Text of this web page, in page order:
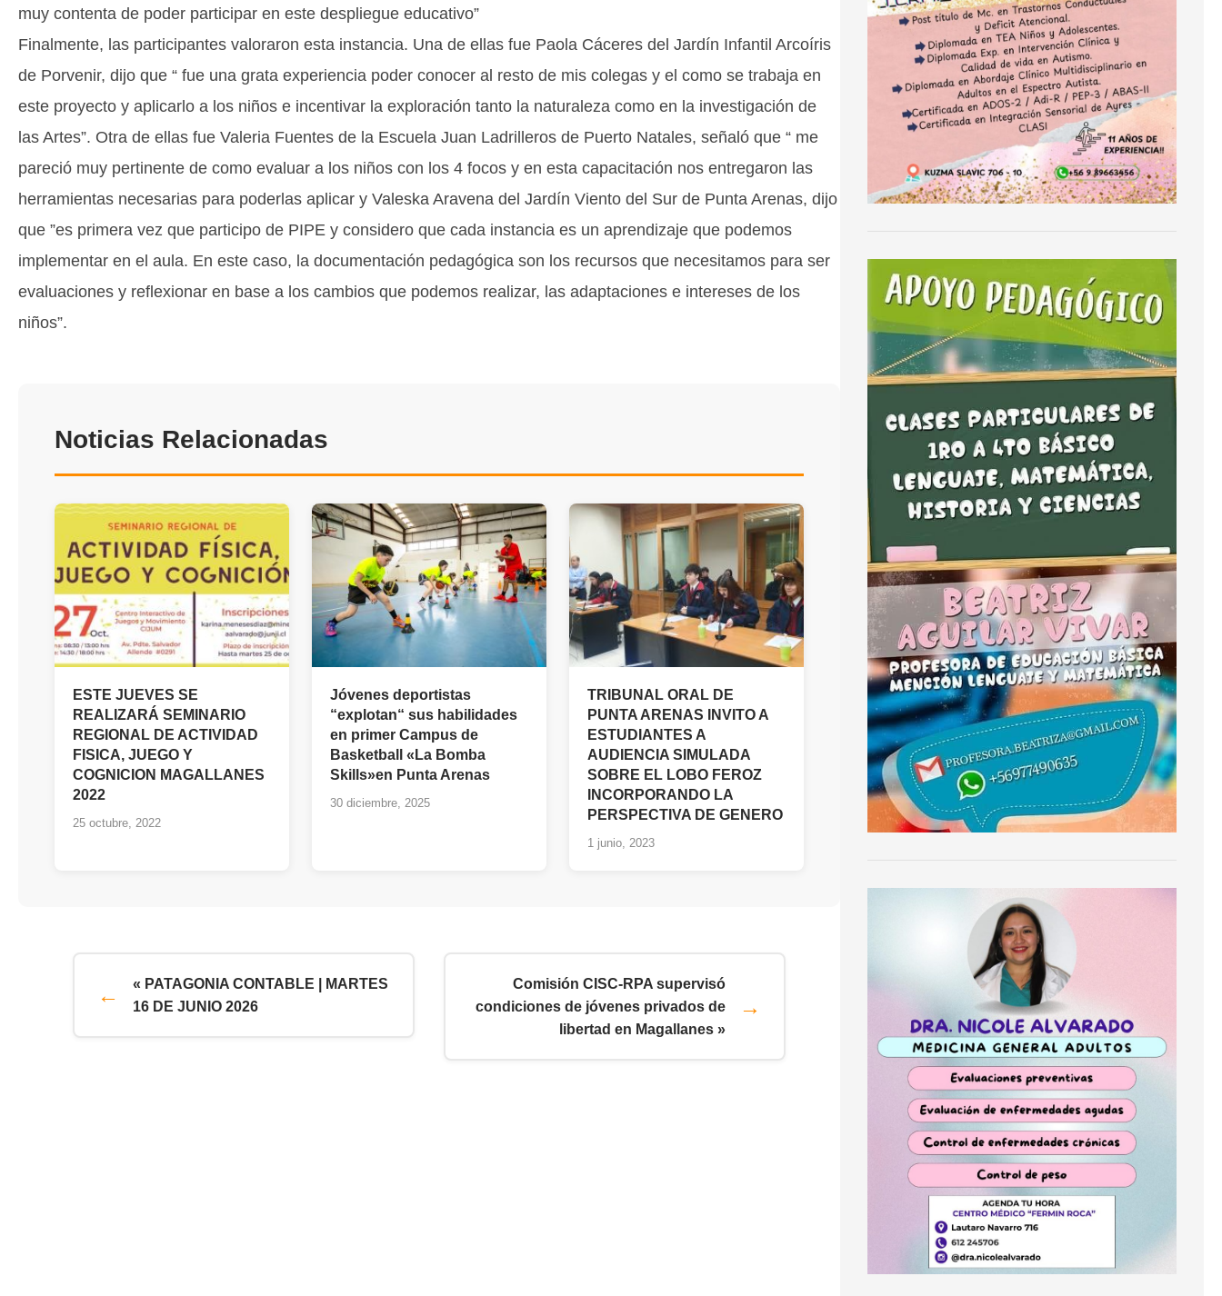
muy contenta de poder participar en este despliegue educativo”
Finalmente, las participantes valoraron esta instancia. Una de ellas fue Paola Cáceres del Jardín Infantil Arcoíris
de Porvenir, dijo que “ fue una grata experiencia poder conocer al resto de mis colegas y el como se trabaja en
este proyecto y aplicarlo a los niños e incentivar la exploración tanto la naturaleza como en la investigación de
las Artes”. Otra de ellas fue Valeria Fuentes de la Escuela Juan Ladrilleros de Puerto Natales, señaló que “ me
pareció muy pertinente de como evaluar a los niños con los 4 focos y en esta capacitación nos entregaron las
herramientas necesarias para poderlas aplicar y Valeska Aravena del Jardín Viento del Sur de Punta Arenas, dijo
que ”es primera vez que participo de PIPE y considero que cada instancia es un aprendizaje que podemos
implementar en el aula. En este caso, la documentación pedagógica son los recursos que necesitamos para ser
evaluaciones y reflexionar en base a los cambios que podemos realizar, las adaptaciones e intereses de los
niños”.
Noticias Relacionadas
ESTE JUEVES SE
REALIZARÁ SEMINARIO
REGIONAL DE ACTIVIDAD
FISICA, JUEGO Y
COGNICION MAGALLANES
2022
25 octubre, 2022
Jóvenes deportistas
“explotan“ sus habilidades
en primer Campus de
Basketball «La Bomba
Skills»en Punta Arenas
30 diciembre, 2025
TRIBUNAL ORAL DE
PUNTA ARENAS INVITO A
ESTUDIANTES A
AUDIENCIA SIMULADA
SOBRE EL LOBO FEROZ
INCORPORANDO LA
PERSPECTIVA DE GENERO
1 junio, 2023
« PATAGONIA CONTABLE | MARTES
16 DE JUNIO 2026
Comisión CISC-RPA supervisó
condiciones de jóvenes privados de
libertad en Magallanes »